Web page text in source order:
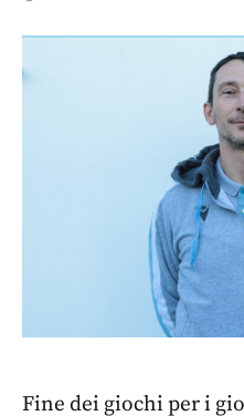
Fine dei giochi per i